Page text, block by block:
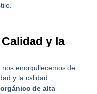
y la
enorgullecemos de
y la calidad.
de alta